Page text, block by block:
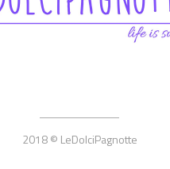
2018 © LeDolciPagnotte